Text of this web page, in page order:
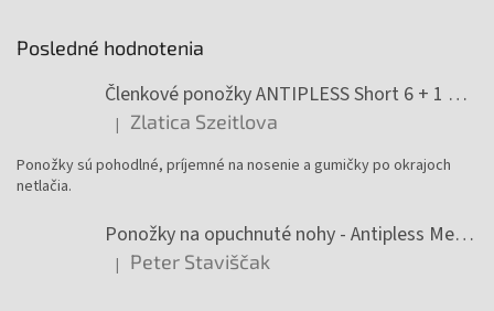
Posledné hodnotenia
Členkové ponožky ANTIPLESS Short 6 + 1 Zadarmo
Hodnotenie produktu je 5 z 5 hviezdičiek.
| Zlatica Szeitlova
Ponožky sú pohodlné, príjemné na nosenie a gumičky po okrajoch
netlačia.
Ponožky na opuchnuté nohy - Antipless Medic 6 +1 zadarmo
Hodnotenie produktu je 5 z 5 hviezdičiek.
| Peter Staviščak